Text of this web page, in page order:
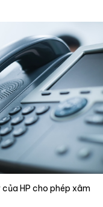
HP cho phép xâm